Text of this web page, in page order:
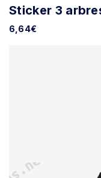
Sticker 3
6,64€